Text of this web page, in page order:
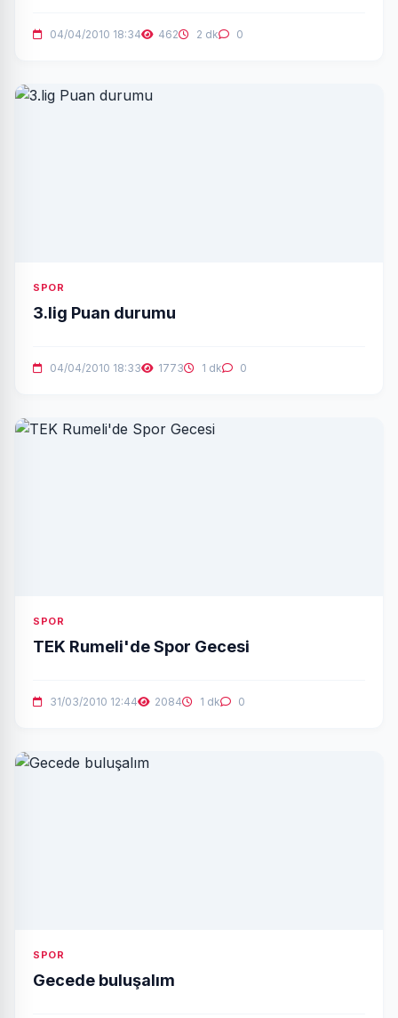
04/04/2010 18:34 462 2 dk 0
SPOR
3.lig Puan durumu
04/04/2010 18:33 1773 1 dk 0
SPOR
TEK Rumeli'de Spor Gecesi
31/03/2010 12:44 2084 1 dk 0
SPOR
Gecede buluşalım